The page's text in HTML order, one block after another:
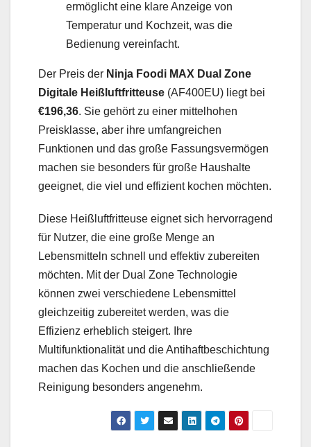
ermöglicht eine klare Anzeige von
Temperatur und Kochzeit, was die
Bedienung vereinfacht.
Der Preis der Ninja Foodi MAX Dual Zone
Digitale Heißluftfritteuse (AF400EU) liegt bei
€196,36. Sie gehört zu einer mittelhohen
Preisklasse, aber ihre umfangreichen
Funktionen und das große Fassungsvermögen
machen sie besonders für große Haushalte
geeignet, die viel und effizient kochen möchten.
Diese Heißluftfritteuse eignet sich hervorragend
für Nutzer, die eine große Menge an
Lebensmitteln schnell und effektiv zubereiten
möchten. Mit der Dual Zone Technologie
können zwei verschiedene Lebensmittel
gleichzeitig zubereitet werden, was die
Effizienz erheblich steigert. Ihre
Multifunktionalität und die Antihaftbeschichtung
machen das Kochen und die anschließende
Reinigung besonders angenehm.